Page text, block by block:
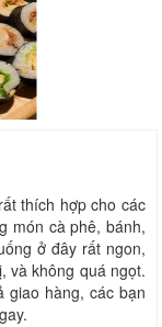
thích hợp cho các
món cà phê, bánh,
ở đây rất ngon,
và không quá ngọt.
giao hàng, các bạn